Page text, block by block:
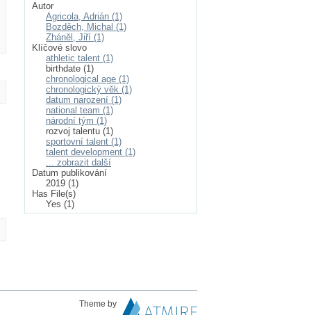
Autor
Agricola, Adrián (1)
Bozděch, Michal (1)
Zháněl, Jiří (1)
Klíčové slovo
athletic talent (1)
birthdate (1)
chronological age (1)
chronologický věk (1)
datum narození (1)
national team (1)
národní tým (1)
rozvoj talentu (1)
sportovní talent (1)
talent development (1)
... zobrazit další
Datum publikování
2019 (1)
Has File(s)
Yes (1)
Theme by